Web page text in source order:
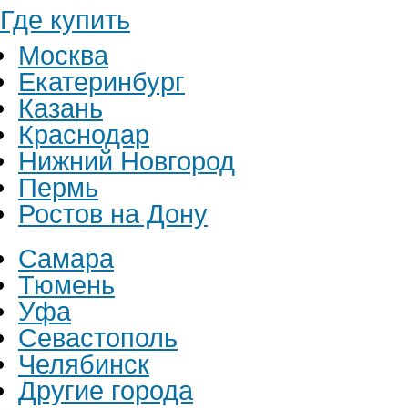
Где купить
Москва
Екатеринбург
Казань
Краснодар
Нижний Новгород
Пермь
Ростов на Дону
Самара
Тюмень
Уфа
Севастополь
Челябинск
Другие города